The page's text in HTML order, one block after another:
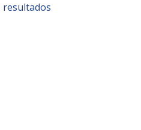
resultados